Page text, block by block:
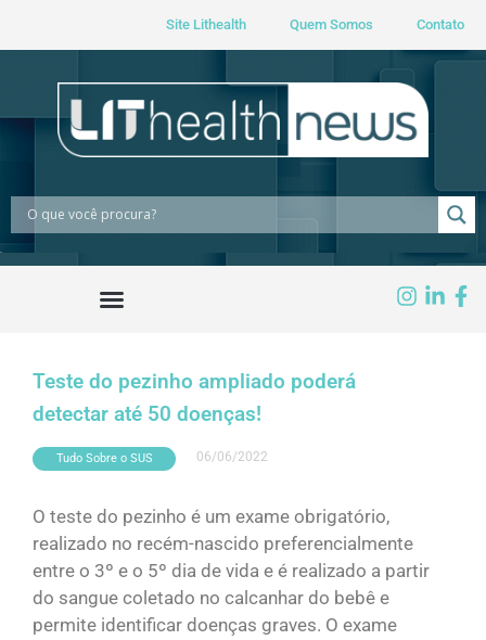
Site Lithealth Quem Somos Contato
Teste do pezinho ampliado poderá
detectar até 50 doenças!
Tudo Sobre o SUS 06/06/2022
O teste do pezinho é um exame obrigatório,
realizado no recém-nascido preferencialmente
entre o 3º e o 5º dia de vida e é realizado a partir
do sangue coletado no calcanhar do bebê e
permite identificar doenças graves. O exame